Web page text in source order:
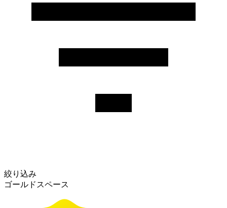
絞り込み
ゴールドスペース